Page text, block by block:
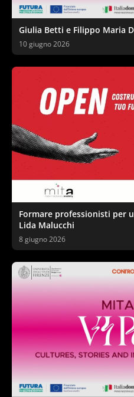
Giulia Betti e Filippo Maria
10 giugno 2026
Formare professionisti per
Lida Malucchi
8 giugno 2026